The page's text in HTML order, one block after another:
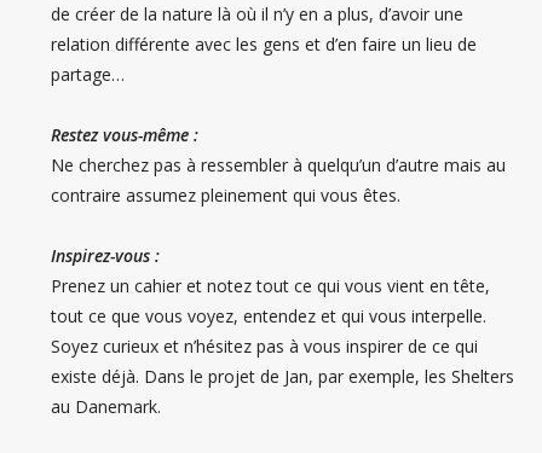
de créer de la nature là où il n’y en a plus, d’avoir une
relation différente avec les gens et d’en faire un lieu de
partage…
Restez vous-même :
Ne cherchez pas à ressembler à quelqu’un d’autre mais au
contraire assumez pleinement qui vous êtes.
Inspirez-vous :
Prenez un cahier et notez tout ce qui vous vient en tête,
tout ce que vous voyez, entendez et qui vous interpelle.
Soyez curieux et n’hésitez pas à vous inspirer de ce qui
existe déjà. Dans le projet de Jan, par exemple, les Shelters
au Danemark.